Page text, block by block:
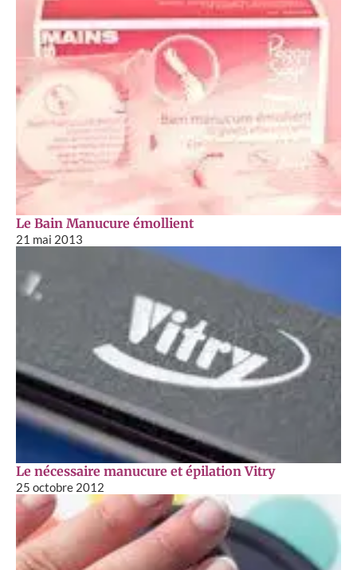
Le Bain Manucure émollient
21 mai 2013
Le nécessaire manucure et épilation Vitry
25 octobre 2012